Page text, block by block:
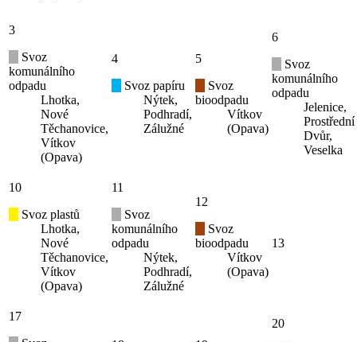
3
Svoz
komunálního
odpadu
Lhotka,
Nové
Těchanovice,
Vítkov
(Opava)
4
Svoz papíru
Nýtek,
Podhradí,
Zálužné
5
Svoz
bioodpadu
Vítkov
(Opava)
6
Svoz
komunálního
odpadu
Jelenice,
Prostřední
Dvůr,
Veselka
10
Svoz plastů
Lhotka,
Nové
Těchanovice,
Vítkov
(Opava)
11
Svoz
komunálního
odpadu
Nýtek,
Podhradí,
Zálužné
12
Svoz
bioodpadu
Vítkov
(Opava)
13
17
20